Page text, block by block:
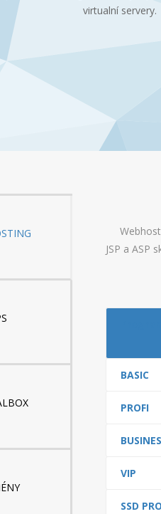
virtualní servery.
JSP a ASP
BASIC
PROFI
VIP
SSD